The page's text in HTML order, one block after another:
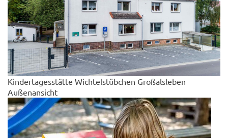
Kindertagesstätte Wichtelstübchen Großalsleben
Außenansicht